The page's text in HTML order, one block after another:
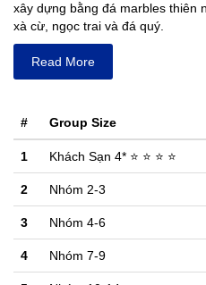
xây dựng bằng đá marbles thiên
xà cừ, ngọc trai và đá quý.
Read More
# Group Size
1 Khách Sạn 4* ⭐ ⭐ ⭐ ⭐
2 Nhóm 2-3
3 Nhóm 4-6
4 Nhóm 7-9